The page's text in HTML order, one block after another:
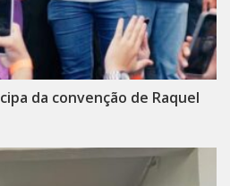
da convenção de Raquel